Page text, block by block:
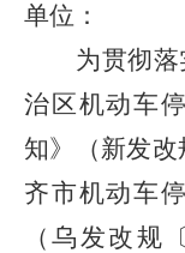
单位 ：
为贯彻
治区机动车
知》（新发改
齐市机动车
（乌发改规〔